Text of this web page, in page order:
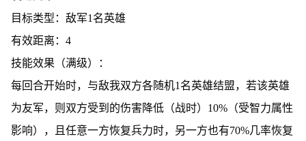
目标类型：敌军1名英雄
有效距离：4
技能效果（满级）：
每回合开始时，与敌我双方各随机1名英雄结盟，若该英雄
为友军，则双方受到的伤害降低（战时）10%（受智力属性
影响），且任意一方恢复兵力时，另一方也有70%几率恢复